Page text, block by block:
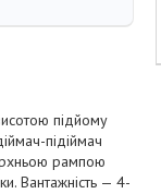
підйому
підіймач
рампою
Вантажність — 4-